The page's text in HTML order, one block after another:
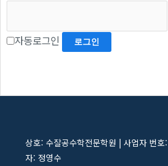
자동로그인
상호: 수잘공수학전문학원 | 사업자 번
자: 정영수